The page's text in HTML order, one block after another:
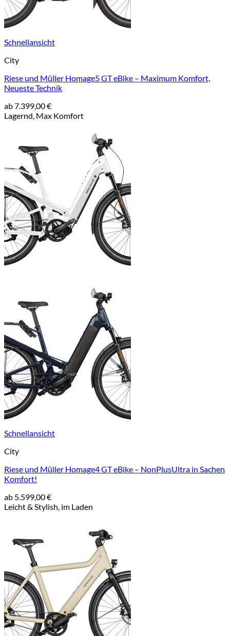
Schnellansicht
City
Riese und Müller Homage5 GT eBike – Maximum Komfort,
Neueste Technik
ab7.399,00€
Lagernd, Max Komfort
Schnellansicht
City
Riese und Müller Homage4 GT eBike – NonPlusUltra in Sachen
Komfort!
ab 5.599,00€
Leicht & Stylish, im Laden